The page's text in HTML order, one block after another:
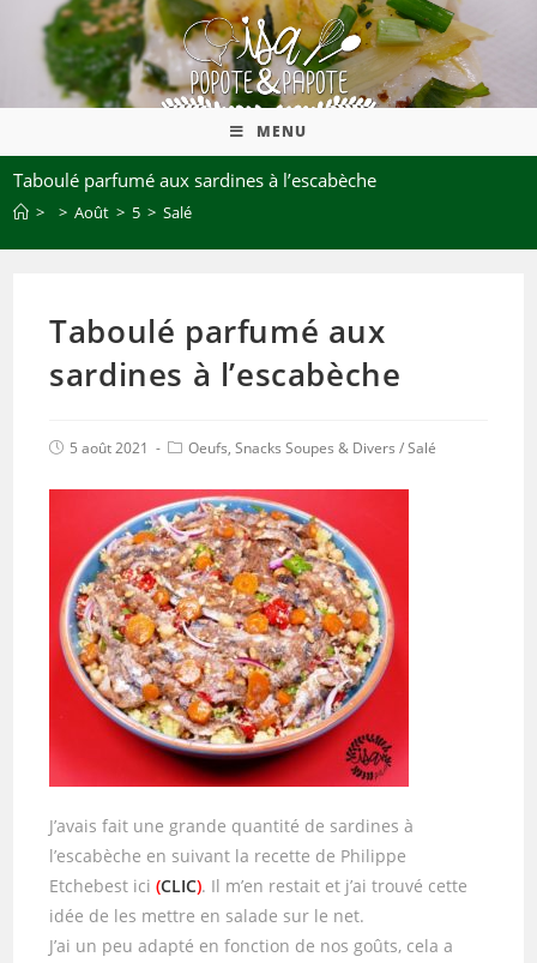
MENU
Taboulé parfumé aux sardines à l’escabèche
> > Août > 5 > Salé
Taboulé parfumé aux
sardines à l’escabèche
5 août 2021 Oeufs, Snacks Soupes & Divers /Salé
J’avais fait une grande quantité de sardines à
l’escabèche en suivant la recette de Philippe
Etchebest ici(CLIC). Il m’en restait et j’ai trouvé cette
idée de les mettre en salade sur le net.
J’ai un peu adapté en fonction de nos goûts, cela a